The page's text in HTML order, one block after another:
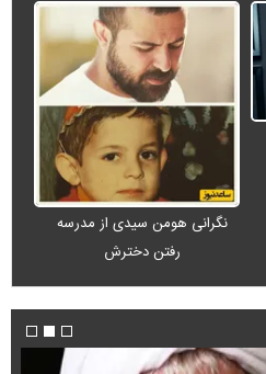
نگرانی هومن سیدی از مدرسه
رفتن دخترش